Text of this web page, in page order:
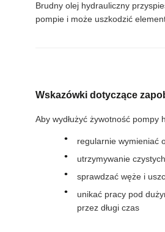
Brudny olej hydrauliczny
pompie i może uszkodzić
Wskazówki dotyczące
Aby wydłużyć żywotność pompy
regularnie wymieniać
utrzymywanie
sprawdzać węże i
unikać pracy pod
przez długi czas